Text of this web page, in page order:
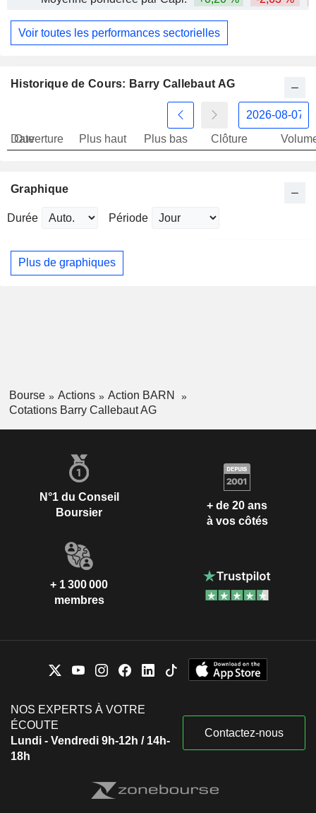
Voir toutes les performances sectorielles
Historique de Cours: Barry Callebaut AG
Date
Ouverture Plus haut Plus bas Clôture
Graphique
Durée Période
Plus de graphiques
Bourse Actions
Action BARN
Cotations Barry Callebaut AG
N°1 du Conseil
Boursier
+ de 20 ans
à vos côtés
+ 1 300 000
membres
NOS EXPERTS À VOTRE
ÉCOUTE
Lundi - Vendredi 9h-12h / 14h-
18h
Contactez-nous